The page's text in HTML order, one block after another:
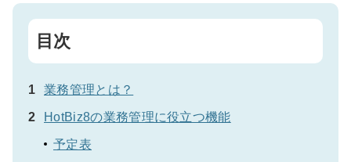
目次
業務管理とは？
HotBiz8の業務管理に役立つ機能
予定表